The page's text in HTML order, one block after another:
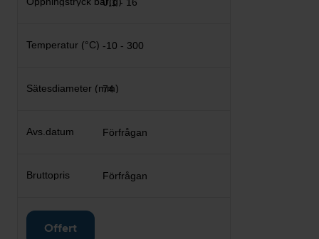
-10 - 300
74
Förfrågan
Förfrågan
Offert